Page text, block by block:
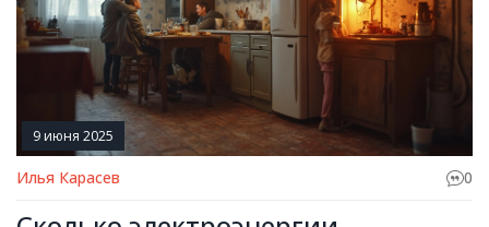
9 июня 2025
Илья Карасев 0